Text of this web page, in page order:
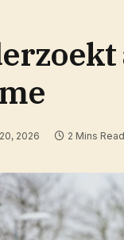
2026 2 Mins Read